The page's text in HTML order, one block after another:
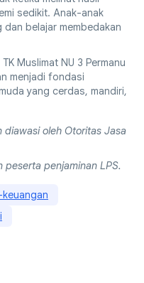
sedikit. Anak-anak
dan belajar membedakan
Muslimat NU 3 Permanu
menjadi fondasi
yang cerdas, mandiri,
diawasi oleh Otoritas Jasa
peserta penjaminan LPS.